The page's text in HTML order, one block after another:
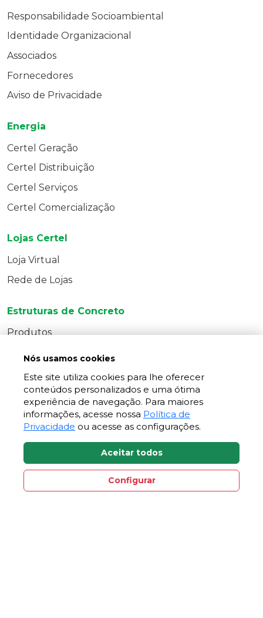
Responsabilidade Socioambiental
Identidade Organizacional
Associados
Fornecedores
Aviso de Privacidade
Energia
Certel Geração
Certel Distribuição
Certel Serviços
Certel Comercialização
Lojas Certel
Loja Virtual
Rede de Lojas
Estruturas de Concreto
Produtos
Entre em Contato
Contato
Fale Conosco
Vagas Certel
Nós usamos cookies
Este site utiliza cookies para lhe oferecer
conteúdos personalizados e uma ótima
experiência de navegação. Para maiores
informações, acesse nossa Política de
Privacidade ou acesse as configurações.
Aceitar todos
Configurar